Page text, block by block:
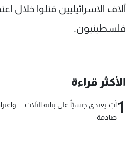
آلاف الاسرائيليين قتلوا خلال
فلسطينيون.
الأكثر قراءة
1أبٌ يعتدي جنسيّاً على بناته الثلاث…
صادمة
الترددات